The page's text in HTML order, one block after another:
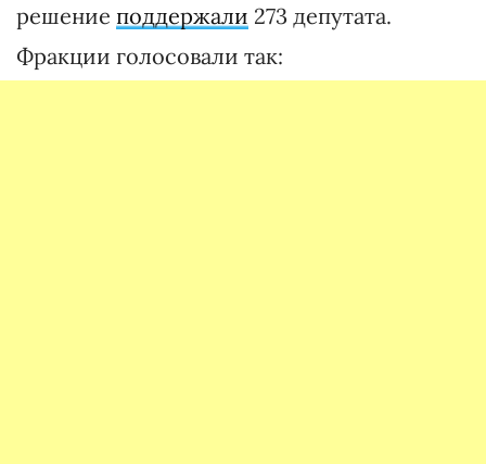
решение поддержали 273 депутата.
Фракции голосовали так: